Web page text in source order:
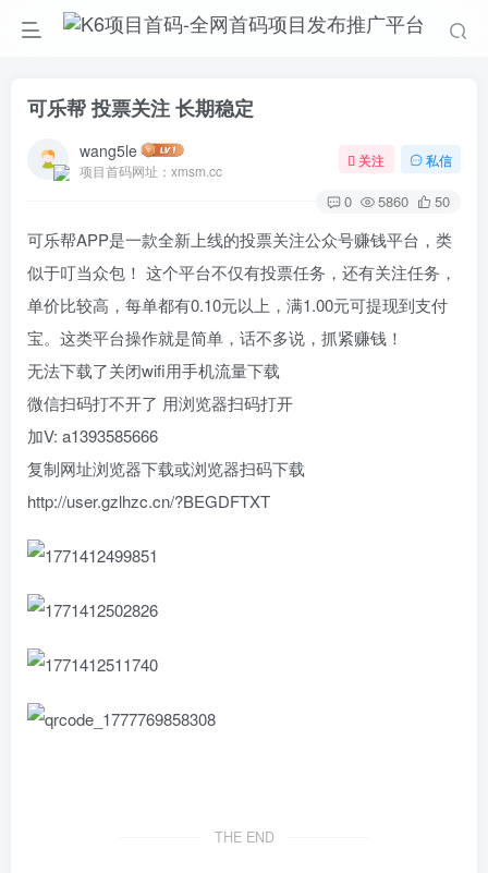
可乐帮 投票关注 长期稳定
wang5le
项目首码网址：xmsm.cc
关注 私信
0 5860 50
可乐帮APP是一款全新上线的投票关注公众号赚钱平台，类
似于叮当众包！ 这个平台不仅有投票任务，还有关注任务，
单价比较高，每单都有0.10元以上，满1.00元可提现到支付
宝。这类平台操作就是简单，话不多说，抓紧赚钱！
无法下载了关闭wifi用手机流量下载
微信扫码打不开了 用浏览器扫码打开
加V: a1393585666
复制网址浏览器下载或浏览器扫码下载
http://user.gzlhzc.cn/?BEGDFTXT
THE END